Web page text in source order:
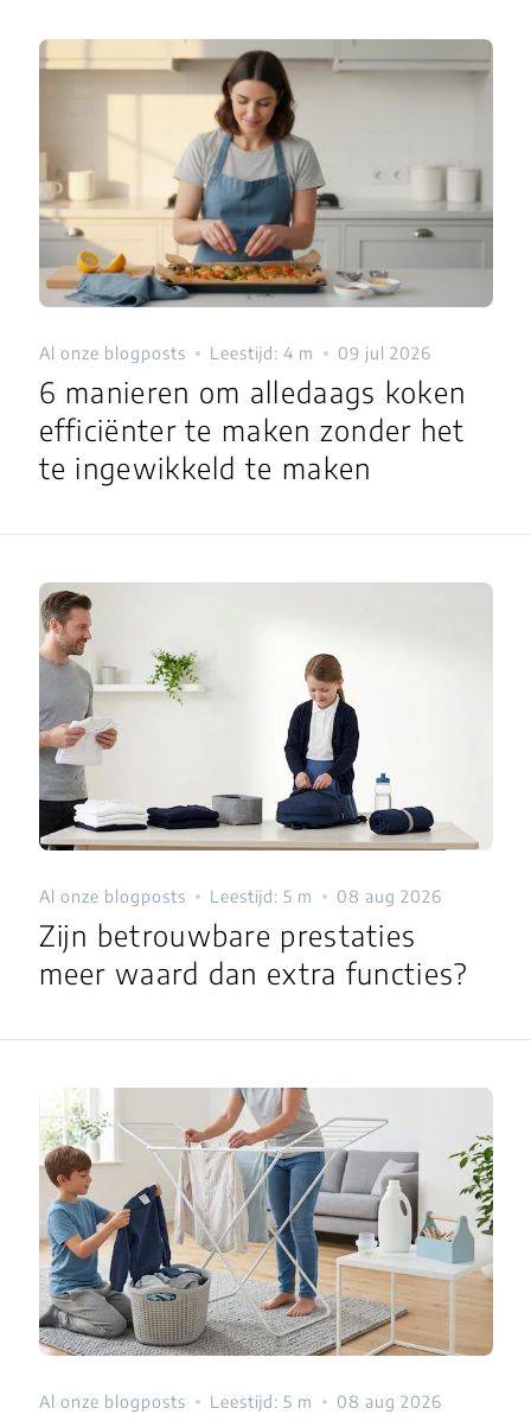
Al onze blogposts Leestijd: 4 m 09 jul 2026
6 manieren om alledaags koken
efficiënter te maken zonder het
te ingewikkeld te maken
Al onze blogposts Leestijd: 5 m 08 aug 2026
Zijn betrouwbare prestaties
meer waard dan extra functies?
Al onze blogposts Leestijd: 5 m 08 aug 2026